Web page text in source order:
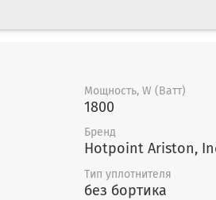
Мощность, W (Ватт)
1800
Бренд
Тип уплотнителя
без бортика